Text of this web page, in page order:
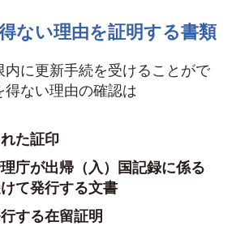
ない理由を証明する書類
内に更新手続を受けることがで
得ない理由の確認は
た証印
庁が出帰（入）国記録に係る
て発行する文書
する在留証明